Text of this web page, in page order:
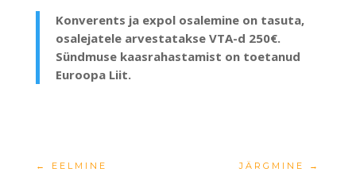
Konverents ja expol osalemine on tasuta,
osalejatele arvestatakse VTA-d 250€.
Sündmuse kaasrahastamist on toetanud
Euroopa Liit.
← EELMINE JÄRGMINE →